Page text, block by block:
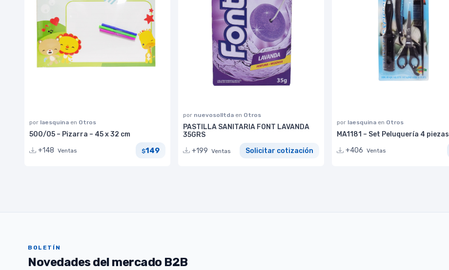
por laesquina en Otros
500/05 – Pizarra – 45 x 32 cm
+148 Ventas $149
por nuevosolltda en Otros
PASTILLA SANITARIA FONT LAVANDA
35GRS
+199 Ventas Solicitar cotización
por laesquina en Otros
MA1181 – Set Peluquería 4 piezas
+406 Ventas
BOLETÍN
Novedades del mercado B2B